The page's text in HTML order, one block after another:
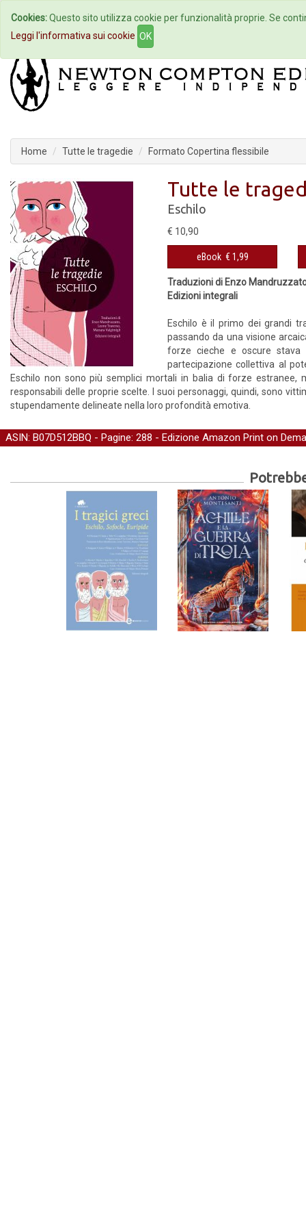
Home Autori Eventi
Home Tutte le tragedie Formato Copertina flessibile
Tutte le
Eschilo
€ 10,90
eBook € 1,99
Traduzioni di Enzo
Edizioni integrali
Eschilo è il primo dei grandi
passando da una visione
forze cieche e oscure stava
partecipazione collettiva al
Eschilo non sono più semplici mortali in balia di forze
responsabili delle proprie scelte. I suoi personaggi, quindi, sono
stupendamente delineate nella loro profondità emotiva.
ASIN: B07D512BBQ - Pagine: 288 - Edizione Amazon Print on
Cookies:Questo sito utilizza cookie per funzionalità proprie. Se
Leggi l'informativa sui cookie OK